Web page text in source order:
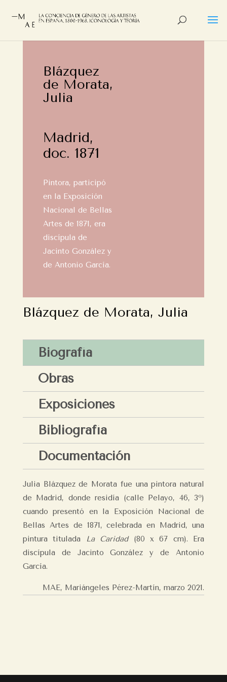
Blázquez
de Morata,
Julia
Madrid,
doc. 1871
Pintora, participó
en la Exposición
Nacional de Bellas
Artes de 1871, era
discípula de
Jacinto González y
de Antonio García.
Blázquez de Morata, Julia
Biografía
Obras
Exposiciones
Bibliografía
Documentación
Julia Blázquez de Morata fue una pintora natural
de Madrid, donde residía (calle Pelayo, 46, 3º)
cuando presentó en la Exposición Nacional de
Bellas Artes de 1871, celebrada en Madrid, una
pintura titulada
La Caridad(80 x 67 cm). Era
discípula de Jacinto González y de Antonio
García.
MAE, Mariángeles Pérez-Martín,marzo 2021.